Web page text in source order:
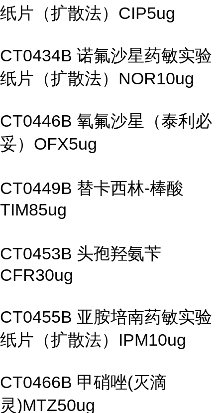
纸片（扩散法）CIP5ug
CT0434B 诺氟沙星药敏实验
纸片（扩散法）NOR10ug
CT0446B 氧氟沙星（泰利必
妥）OFX5ug
CT0449B 替卡西林-棒酸
TIM85ug
CT0453B 头孢羟氨苄
CFR30ug
CT0455B 亚胺培南药敏实验
纸片（扩散法）IPM10ug
CT0466B 甲硝唑(灭滴
灵)MTZ50ug